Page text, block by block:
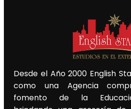
Desde el Año 2000 English
como una Agencia
fomento de la